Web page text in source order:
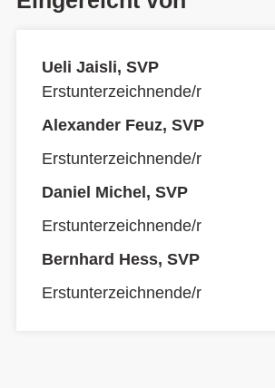
Ueli Jaisli, SVP
Erstunterzeichnende/r
Alexander Feuz, SVP
Erstunterzeichnende/r
Daniel Michel, SVP
Erstunterzeichnende/r
Bernhard Hess, SVP
Erstunterzeichnende/r